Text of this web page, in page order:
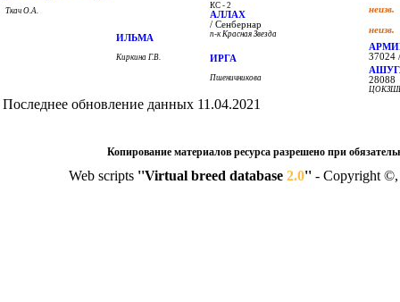
Ткач О.А.
ИЛЬМА
Киркина Г.В.
КС - 2
АЛЛАХ
/ Сенбернар
п-к Красная Звезда
неизв.
неизв.
ИРГА
Пшеничникова
37024
28088
Последнее обновление данных 11.04.2021
Копирование материалов ресурса разрешено при
Web scripts ''Virtual breed database 2.0'' - Copyright